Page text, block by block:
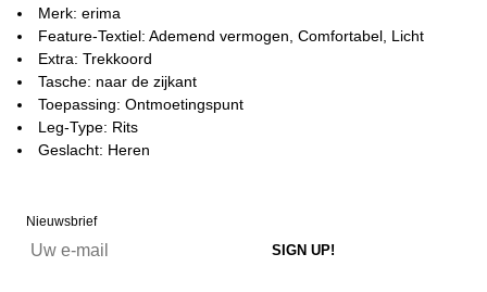
Merk: erima
Feature-Textiel: Ademend vermogen, Comfortabel, Licht
Extra: Trekkoord
Tasche: naar de zijkant
Toepassing: Ontmoetingspunt
Leg-Type: Rits
Geslacht: Heren
Nieuwsbrief